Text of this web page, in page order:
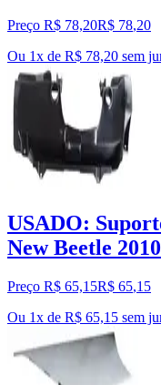
Preço R$ 78,20R$ 78,20
Ou 1x de R$ 78,20 sem
USADO:
New Beetle 2010
Preço R$ 65,15R$ 65,15
Ou 1x de R$ 65,15 sem